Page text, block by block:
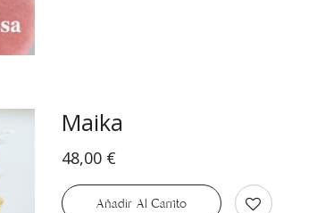
Maika
48,00 €
Añadir Al Carrito